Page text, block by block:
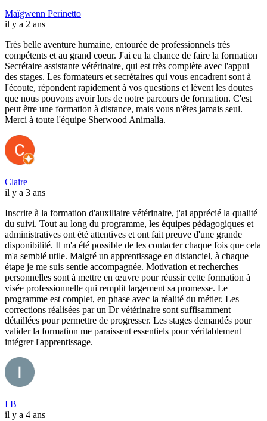
Maïgwenn Perinetto
il y a 2 ans
Très belle aventure humaine, entourée de professionnels très
compétents et au grand coeur. J'ai eu la chance de faire la formation
Secrétaire assistante vétérinaire, qui est très complète avec l'appui
des stages. Les formateurs et secrétaires qui vous encadrent sont à
l'écoute, répondent rapidement à vos questions et lèvent les doutes
que nous pouvons avoir lors de notre parcours de formation. C'est
peut être une formation à distance, mais vous n'êtes jamais seul.
Merci à toute l'équipe Sherwood Animalia.
Claire
il y a 3 ans
Inscrite à la formation d'auxiliaire vétérinaire, j'ai apprécié la qualité
du suivi. Tout au long du programme, les équipes pédagogiques et
administratives ont été attentives et ont fait preuve d'une grande
disponibilité. Il m'a été possible de les contacter chaque fois que cela
m'a semblé utile. Malgré un apprentissage en distanciel, à chaque
étape je me suis sentie accompagnée. Motivation et recherches
personnelles sont à mettre en œuvre pour réussir cette formation à
visée professionnelle qui remplit largement sa promesse. Le
programme est complet, en phase avec la réalité du métier. Les
corrections réalisées par un Dr vétérinaire sont suffisamment
détaillées pour permettre de progresser. Les stages demandés pour
valider la formation me paraissent essentiels pour véritablement
intégrer l'apprentissage.
I B
il y a 4 ans